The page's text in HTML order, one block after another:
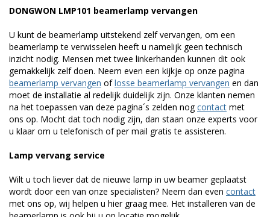
DONGWON LMP101 beamerlamp vervangen
U kunt de beamerlamp uitstekend zelf vervangen, om een
beamerlamp te verwisselen heeft u namelijk geen technisch
inzicht nodig. Mensen met twee linkerhanden kunnen dit ook
gemakkelijk zelf doen. Neem even een kijkje op onze pagina
beamerlamp vervangen oflosse beamerlamp vervangen en dan
moet de installatie al redelijk duidelijk zijn. Onze klanten nemen
na het toepassen van deze pagina´s zelden nogcontact met
ons op. Mocht dat toch nodig zijn, dan staan onze experts voor
u klaar om u telefonisch of per mail gratis te assisteren.
Lamp vervang service
Wilt u toch liever dat de nieuwe lamp in uw beamer geplaatst
wordt door een van onze specialisten? Neem dan even contact
met ons op, wij helpen u hier graag mee. Het installeren van de